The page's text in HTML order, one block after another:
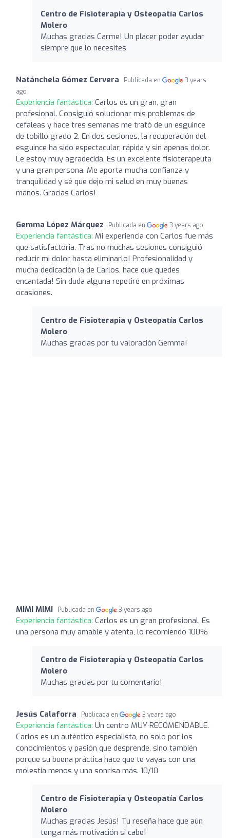
Centro de Fisioterapia y Osteopatía Carlos
Molero
Muchas gracias Carme! Un placer poder ayudar
siempre que lo necesites
Natánchela Gómez Cervera Publicada en
3 years
ago
Experiencia fantástica: Carlos es un gran, gran
profesional. Consiguió solucionar mis problemas de
cefaleas y hace tres semanas me trató de un esguince
de tobillo grado 2. En dos sesiones, la recuperación del
esguince ha sido espectacular, rápida y sin apenas dolor.
Le estoy muy agradecida. Es un excelente fisioterapeuta
y una gran persona. Me aporta mucha confianza y
tranquilidad y sé que dejo mi salud en muy buenas
manos. Gracias Carlos!
Gemma López Márquez Publicada en 3 years ago
Experiencia fantástica: Mi experiencia con Carlos fue más
que satisfactoria. Tras no muchas sesiones consiguió
reducir mi dolor hasta eliminarlo! Profesionalidad y
mucha dedicación la de Carlos, hace que quedes
encantada! Sin duda alguna repetiré en próximas
ocasiones.
Centro de Fisioterapia y Osteopatía Carlos
Molero
Muchas gracias por tu valoración Gemma!
MIMI MIMI Publicada en 3 years ago
Experiencia fantástica: Carlos es un gran profesional. Es
una persona muy amable y atenta, lo recomiendo 100%
Centro de Fisioterapia y Osteopatía Carlos
Molero
Muchas gracias por tu comentario!
Jesús Calaforra Publicada en 3 years ago
Experiencia fantástica: Un centro MUY RECOMENDABLE.
Carlos es un auténtico especialista, no solo por los
conocimientos y pasión que desprende, sino también
porque su buena práctica hace que te vayas con una
molestia menos y una sonrisa más. 10/10
Centro de Fisioterapia y Osteopatía Carlos
Molero
Muchas gracias Jesús! Tu reseña hace que aún
tenga más motivación si cabe!